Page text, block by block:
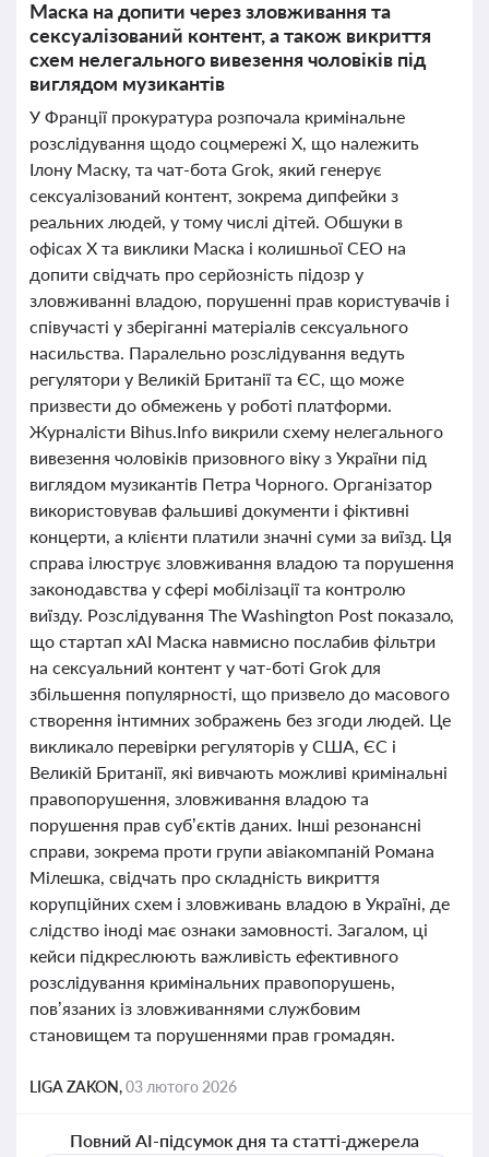
Маска на допити через зловживання та
сексуалізований контент, а також викриття
схем нелегального вивезення чоловіків під
виглядом музикантів
У Франції прокуратура розпочала кримінальне
розслідування щодо соцмережі X, що належить
Ілону Маску, та чат-бота Grok, який генерує
сексуалізований контент, зокрема дипфейки з
реальних людей, у тому числі дітей. Обшуки в
офісах X та виклики Маска і колишньої CEO на
допити свідчать про серйозність підозр у
зловживанні владою, порушенні прав користувачів і
співучасті у зберіганні матеріалів сексуального
насильства. Паралельно розслідування ведуть
регулятори у Великій Британії та ЄС, що може
призвести до обмежень у роботі платформи.
Журналісти Bihus.Info викрили схему нелегального
вивезення чоловіків призовного віку з України під
виглядом музикантів Петра Чорного. Організатор
використовував фальшиві документи і фіктивні
концерти, а клієнти платили значні суми за виїзд. Ця
справа ілюструє зловживання владою та порушення
законодавства у сфері мобілізації та контролю
виїзду. Розслідування The Washington Post показало,
що стартап xAI Маска навмисно послабив фільтри
на сексуальний контент у чат-боті Grok для
збільшення популярності, що призвело до масового
створення інтимних зображень без згоди людей. Це
викликало перевірки регуляторів у США, ЄС і
Великій Британії, які вивчають можливі кримінальні
правопорушення, зловживання владою та
порушення прав суб’єктів даних. Інші резонансні
справи, зокрема проти групи авіакомпаній Романа
Мілешка, свідчать про складність викриття
корупційних схем і зловживань владою в Україні, де
слідство іноді має ознаки замовності. Загалом, ці
кейси підкреслюють важливість ефективного
розслідування кримінальних правопорушень,
пов’язаних із зловживаннями службовим
становищем та порушеннями прав громадян.
LIGA ZAKON,03 лютого 2026
Повний AI-підсумок дня та статті-джерела